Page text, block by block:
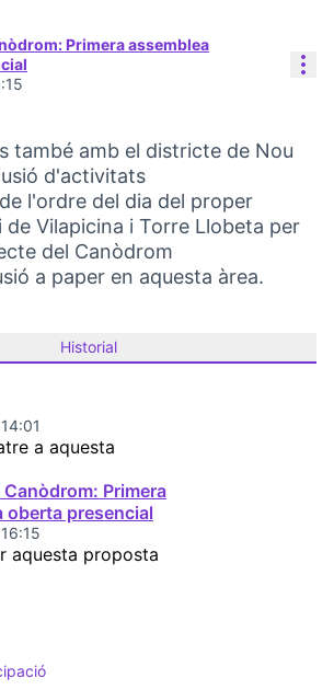
Primera assemblea
també amb el districte de Nou
d'activitats
l'ordre del dia del proper
de Vilapicina i Torre Llobeta per
del Canòdrom
a paper en aquesta àrea.
Historial
a aquesta
Canòdrom: Primera
oberta presencial
aquesta proposta
Comunitat i participació